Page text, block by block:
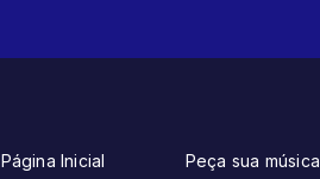
Página Inicial Peça sua música